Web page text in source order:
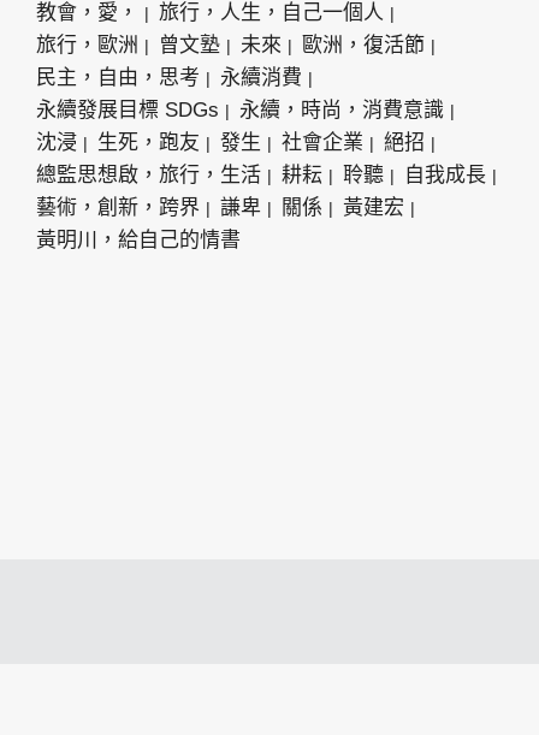
教會，愛，
旅行，人生，自己一個人
旅行，歐洲
曾文塾 未來
歐洲，復活節
民主，自由，思考
永續消費
永續發展目標 SDGs
永續，時尚，消費意識
沈浸
生死，跑友 發生 社會企業
絕招
總監思想啟，旅行，生活
耕耘 聆聽
自我成長
藝術，創新，跨界
謙卑 關係
黃建宏
黃明川，給自己的情書